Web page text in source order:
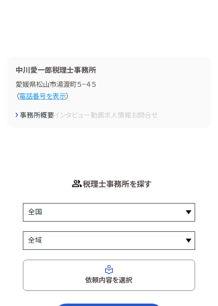
中川愛一郎税理士事務所
愛媛県松山市湯渡町５−４５
（電話番号を表示）
事務所概要インタビュー動画求人情報お問合せ
税理士事務所を探す
依頼内容を選択